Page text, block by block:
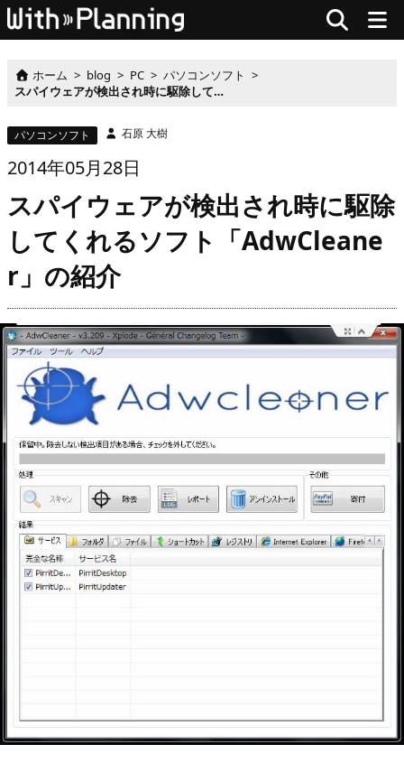
ホーム > blog > PC > パソコンソフト >
スパイウェアが検出され時に駆除してくれるソフト「AdwCleaner」の紹介
パソコンソフト 石原 大樹
2014年05月28日
スパイウェアが検出され時に駆除
してくれるソフト「AdwCleane
r」の紹介